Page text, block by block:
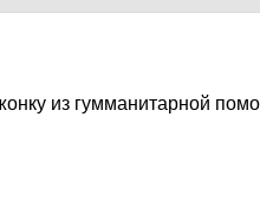
из гумманитарной